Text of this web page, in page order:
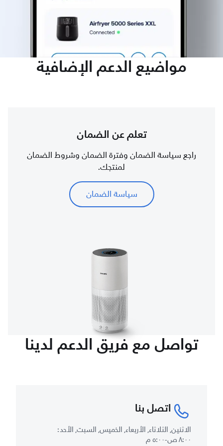
مواضيع الدعم الإضافية
تعلم عن الضمان
راجع سياسة الضمان وفترة الضمان وشروط الضمان
لمنتجك.
سياسة الضمان
تواصل مع فريق الدعم لدينا
اتصل بنا
الاثنين, الثلاثاء, الأربعاء, الخميس, السبت, الأحد :
٨:٠٠ ص-٥:٠٠ م